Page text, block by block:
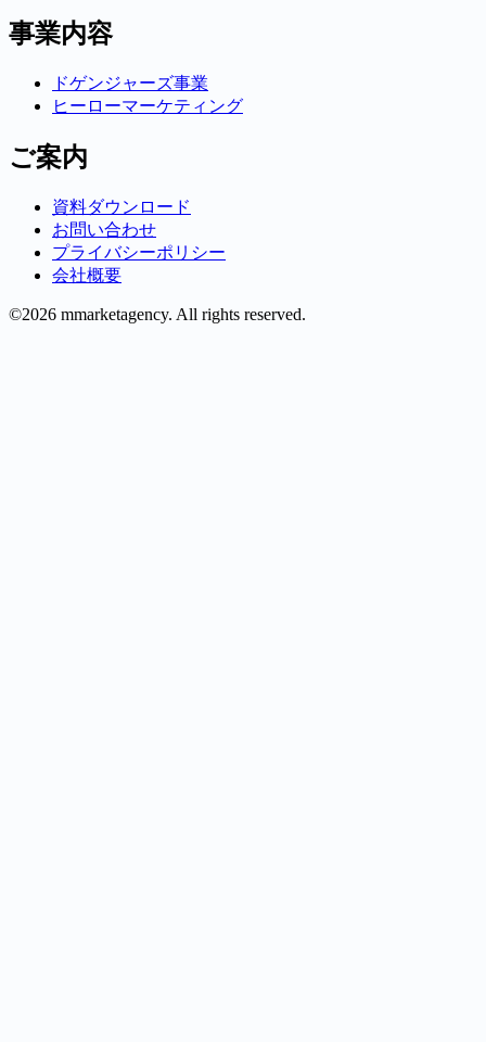
事業内容
ドゲンジャーズ事業
ヒーローマーケティング
ご案内
資料ダウンロード
お問い合わせ
プライバシーポリシー
会社概要
©2026 mmarketagency. All rights reserved.